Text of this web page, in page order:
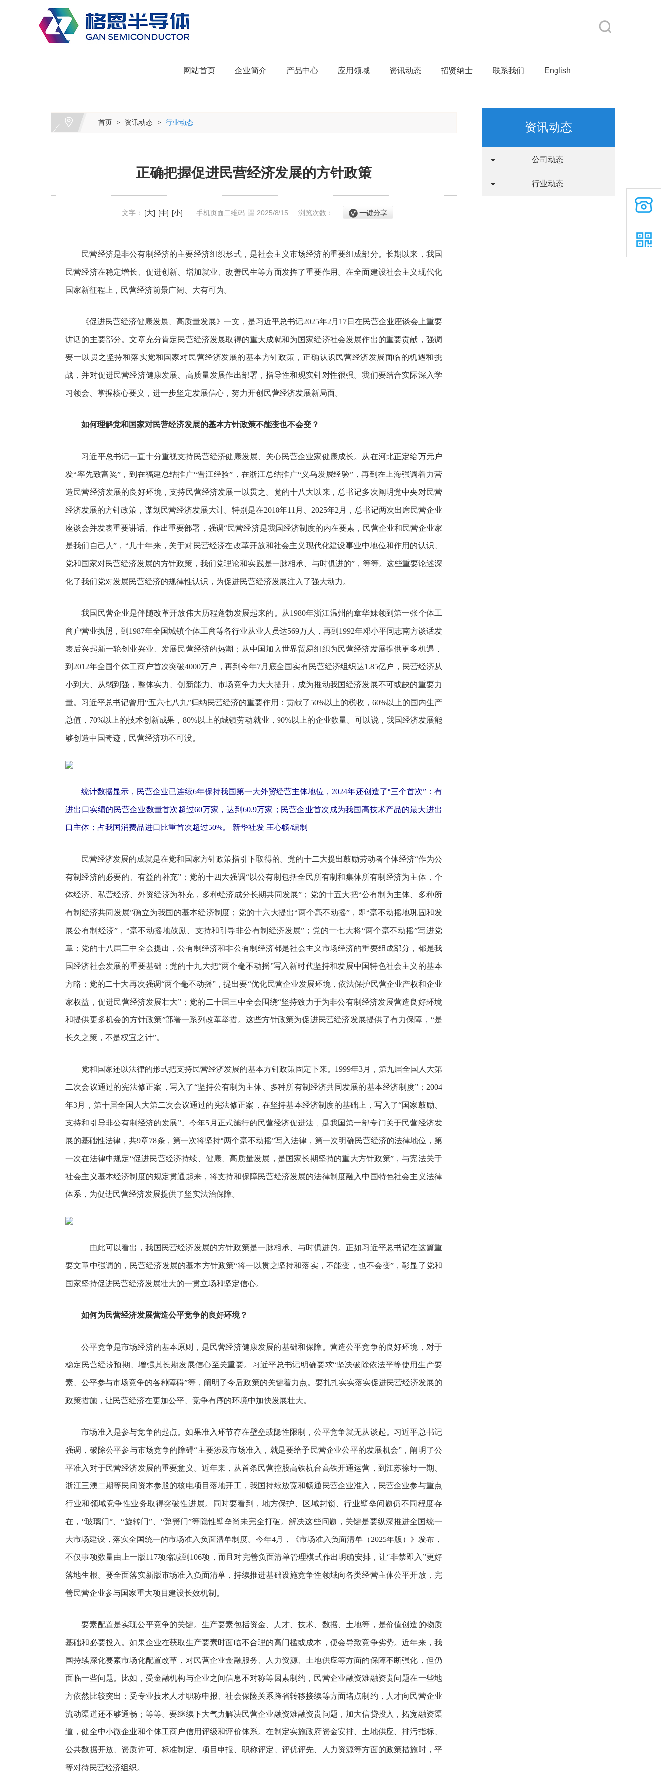
网站首页 企业简介 产品中心 应用领域 资讯动态 招贤纳士 联系我们 English
首页 > 资讯动态 > 行业动态 资讯动态
公司动态
行业动态
正确把握促进民营经济发展的方针政策
文字： [大] [中] [小] 手机页面二维码 2025/8/15 浏览次数： 一键分享
民营经济是非公有制经济的主要经济组织形式，是社会主义市场经济的重要组成部分。长期以来，我国
民营经济在稳定增长、促进创新、增加就业、改善民生等方面发挥了重要作用。在全面建设社会主义现代化
国家新征程上，民营经济前景广阔、大有可为。
《促进民营经济健康发展、高质量发展》一文，是习近平总书记2025年2月17日在民营企业座谈会上重要
讲话的主要部分。文章充分肯定民营经济发展取得的重大成就和为国家经济社会发展作出的重要贡献，强调
要一以贯之坚持和落实党和国家对民营经济发展的基本方针政策，正确认识民营经济发展面临的机遇和挑
战，并对促进民营经济健康发展、高质量发展作出部署，指导性和现实针对性很强。我们要结合实际深入学
习领会、掌握核心要义，进一步坚定发展信心，努力开创民营经济发展新局面。
如何理解党和国家对民营经济发展的基本方针政策不能变也不会变？
习近平总书记一直十分重视支持民营经济健康发展、关心民营企业家健康成长。从在河北正定给万元户
发“率先致富奖”，到在福建总结推广“晋江经验”，在浙江总结推广“义乌发展经验”，再到在上海强调着力营
造民营经济发展的良好环境，支持民营经济发展一以贯之。党的十八大以来，总书记多次阐明党中央对民营
经济发展的方针政策，谋划民营经济发展大计。特别是在2018年11月、2025年2月，总书记两次出席民营企业
座谈会并发表重要讲话、作出重要部署，强调“民营经济是我国经济制度的内在要素，民营企业和民营企业家
是我们自己人”，“几十年来，关于对民营经济在改革开放和社会主义现代化建设事业中地位和作用的认识、
党和国家对民营经济发展的方针政策，我们党理论和实践是一脉相承、与时俱进的”，等等。这些重要论述深
化了我们党对发展民营经济的规律性认识，为促进民营经济发展注入了强大动力。
我国民营企业是伴随改革开放伟大历程蓬勃发展起来的。从1980年浙江温州的章华妹领到第一张个体工
商户营业执照，到1987年全国城镇个体工商等各行业从业人员达569万人，再到1992年邓小平同志南方谈话发
表后兴起新一轮创业兴业、发展民营经济的热潮；从中国加入世界贸易组织为民营经济发展提供更多机遇，
到2012年全国个体工商户首次突破4000万户，再到今年7月底全国实有民营经济组织达1.85亿户，民营经济从
小到大、从弱到强，整体实力、创新能力、市场竞争力大大提升，成为推动我国经济发展不可或缺的重要力
量。习近平总书记曾用“五六七八九”归纳民营经济的重要作用：贡献了50%以上的税收，60%以上的国内生产
总值，70%以上的技术创新成果，80%以上的城镇劳动就业，90%以上的企业数量。可以说，我国经济发展能
够创造中国奇迹，民营经济功不可没。
统计数据显示，民营企业已连续6年保持我国第一大外贸经营主体地位，2024年还创造了“三个首次”：有
进出口实绩的民营企业数量首次超过60万家，达到60.9万家；民营企业首次成为我国高技术产品的最大进出
口主体；占我国消费品进口比重首次超过50%。 新华社发 王心畅/编制
民营经济发展的成就是在党和国家方针政策指引下取得的。党的十二大提出鼓励劳动者个体经济“作为公
有制经济的必要的、有益的补充”；党的十四大强调“以公有制包括全民所有制和集体所有制经济为主体，个
体经济、私营经济、外资经济为补充，多种经济成分长期共同发展”；党的十五大把“公有制为主体、多种所
有制经济共同发展”确立为我国的基本经济制度；党的十六大提出“两个毫不动摇”，即“毫不动摇地巩固和发
展公有制经济”，“毫不动摇地鼓励、支持和引导非公有制经济发展”；党的十七大将“两个毫不动摇”写进党
章；党的十八届三中全会提出，公有制经济和非公有制经济都是社会主义市场经济的重要组成部分，都是我
国经济社会发展的重要基础；党的十九大把“两个毫不动摇”写入新时代坚持和发展中国特色社会主义的基本
方略；党的二十大再次强调“两个毫不动摇”，提出要“优化民营企业发展环境，依法保护民营企业产权和企业
家权益，促进民营经济发展壮大”；党的二十届三中全会围绕“坚持致力于为非公有制经济发展营造良好环境
和提供更多机会的方针政策”部署一系列改革举措。这些方针政策为促进民营经济发展提供了有力保障，“是
长久之策，不是权宜之计”。
党和国家还以法律的形式把支持民营经济发展的基本方针政策固定下来。1999年3月，第九届全国人大第
二次会议通过的宪法修正案，写入了“坚持公有制为主体、多种所有制经济共同发展的基本经济制度”；2004
年3月，第十届全国人大第二次会议通过的宪法修正案，在坚持基本经济制度的基础上，写入了“国家鼓励、
支持和引导非公有制经济的发展”。今年5月正式施行的民营经济促进法，是我国第一部专门关于民营经济发
展的基础性法律，共9章78条，第一次将坚持“两个毫不动摇”写入法律，第一次明确民营经济的法律地位，第
一次在法律中规定“促进民营经济持续、健康、高质量发展，是国家长期坚持的重大方针政策”，与宪法关于
社会主义基本经济制度的规定贯通起来，将支持和保障民营经济发展的法律制度融入中国特色社会主义法律
体系，为促进民营经济发展提供了坚实法治保障。
由此可以看出，我国民营经济发展的方针政策是一脉相承、与时俱进的。正如习近平总书记在这篇重
要文章中强调的，民营经济发展的基本方针政策“将一以贯之坚持和落实，不能变，也不会变”，彰显了党和
国家坚持促进民营经济发展壮大的一贯立场和坚定信心。
如何为民营经济发展营造公平竞争的良好环境？
公平竞争是市场经济的基本原则，是民营经济健康发展的基础和保障。营造公平竞争的良好环境，对于
稳定民营经济预期、增强其长期发展信心至关重要。习近平总书记明确要求“坚决破除依法平等使用生产要
素、公平参与市场竞争的各种障碍”等，阐明了今后政策的关键着力点。要扎扎实实落实促进民营经济发展的
政策措施，让民营经济在更加公平、竞争有序的环境中加快发展壮大。
市场准入是参与竞争的起点。如果准入环节存在壁垒或隐性限制，公平竞争就无从谈起。习近平总书记
强调，破除公平参与市场竞争的障碍“主要涉及市场准入，就是要给予民营企业公平的发展机会”，阐明了公
平准入对于民营经济发展的重要意义。近年来，从首条民营控股高铁杭台高铁开通运营，到江苏徐圩一期、
浙江三澳二期等民间资本参股的核电项目落地开工，我国持续放宽和畅通民营企业准入，民营企业参与重点
行业和领域竞争性业务取得突破性进展。同时要看到，地方保护、区域封锁、行业壁垒问题仍不同程度存
在，“玻璃门”、“旋转门”、“弹簧门”等隐性壁垒尚未完全打破。解决这些问题，关键是要纵深推进全国统一
大市场建设，落实全国统一的市场准入负面清单制度。今年4月，《市场准入负面清单（2025年版）》发布，
不仅事项数量由上一版117项缩减到106项，而且对完善负面清单管理模式作出明确安排，让“非禁即入”更好
落地生根。要全面落实新版市场准入负面清单，持续推进基础设施竞争性领域向各类经营主体公平开放，完
善民营企业参与国家重大项目建设长效机制。
要素配置是实现公平竞争的关键。生产要素包括资金、人才、技术、数据、土地等，是价值创造的物质
基础和必要投入。如果企业在获取生产要素时面临不合理的高门槛或成本，便会导致竞争劣势。近年来，我
国持续深化要素市场化配置改革，对民营企业金融服务、人力资源、土地供应等方面的保障不断强化，但仍
面临一些问题。比如，受金融机构与企业之间信息不对称等因素制约，民营企业融资难融资贵问题在一些地
方依然比较突出；受专业技术人才职称申报、社会保险关系跨省转移接续等方面堵点制约，人才向民营企业
流动渠道还不够通畅；等等。要继续下大气力解决民营企业融资难融资贵问题，加大信贷投入，拓宽融资渠
道，健全中小微企业和个体工商户信用评级和评价体系。在制定实施政府资金安排、土地供应、排污指标、
公共数据开放、资质许可、标准制定、项目申报、职称评定、评优评先、人力资源等方面的政策措施时，平
等对待民营经济组织。